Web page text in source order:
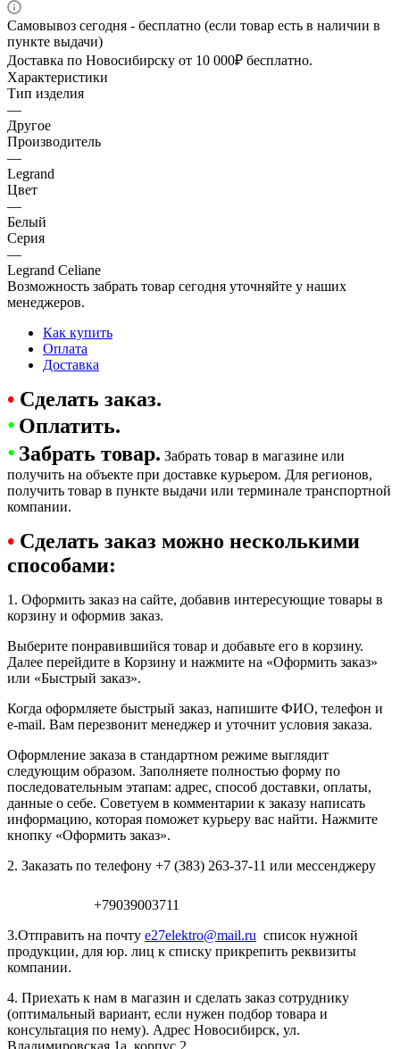
Самовывоз сегодня - бесплатно (если товар есть в наличии в
пункте выдачи)
Доставка по Новосибирску от 10 000₽ бесплатно.
Характеристики
Тип изделия
—
Другое
Производитель
—
Legrand
Цвет
—
Белый
Серия
—
Legrand Celiane
Возможность забрать товар сегодня уточняйте у наших
менеджеров.
Как купить
Оплата
Доставка
• Сделать заказ.
• Оплатить.
• Забрать товар. Забрать товар в магазине или
получить на объекте при доставке курьером. Для регионов,
получить товар в пункте выдачи или терминале транспортной
компании.
• Сделать заказ можно несколькими
способами:
1. Оформить заказ на сайте, добавив интересующие товары в
корзину и оформив заказ.
Выберите понравившийся товар и добавьте его в корзину.
Далее перейдите в Корзину и нажмите на «Оформить заказ»
или «Быстрый заказ».
Когда оформляете быстрый заказ, напишите ФИО, телефон и
e-mail. Вам перезвонит менеджер и уточнит условия заказа.
Оформление заказа в стандартном режиме выглядит
следующим образом. Заполняете полностью форму по
последовательным этапам: адрес, способ доставки, оплаты,
данные о себе. Советуем в комментарии к заказу написать
информацию, которая поможет курьеру вас найти. Нажмите
кнопку «Оформить заказ».
2. Заказать по телефону +7 (383) 263-37-11 или мессенджеру
+79039003711
3.Отправить на почту e27elektro@mail.ru список нужной
продукции, для юр. лиц к списку прикрепить реквизиты
компании.
4. Приехать к нам в магазин и сделать заказ сотруднику
(оптимальный вариант, если нужен подбор товара и
консультация по нему). Адрес Новосибирск, ул.
Владимировская 1а, корпус 2.